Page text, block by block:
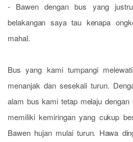
- Bawen dengan bus yang
belakangan saya tau kenapa
mahal.
Bus yang kami tumpangi
menanjak dan sesekali turun.
alam bus kami tetap melaju
memiliki kemiringan yang cukup
Bawen hujan mulai turun. Hawa